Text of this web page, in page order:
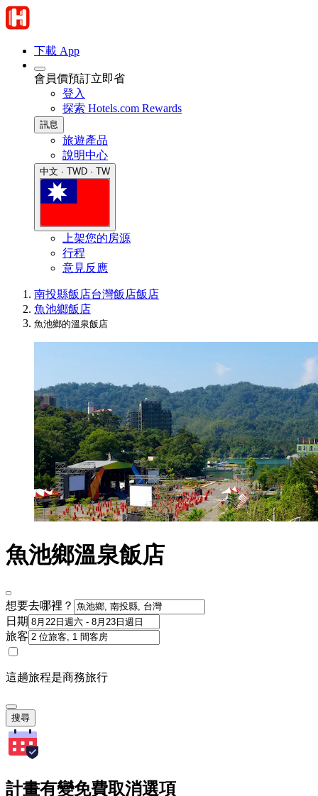
下載 App
會員價預訂立即省
登入
探索 Hotels.com Rewards
訊息
旅遊產品
說明中心
中文 · TWD · TW
上架您的房源
行程
意見反應
南投縣飯店台灣飯店飯店
魚池鄉飯店
魚池鄉的溫泉飯店
魚池鄉溫泉飯店
想要去哪裡？
日期
旅客
這趟旅程是商務旅行
搜尋
計畫有變免費取消選項